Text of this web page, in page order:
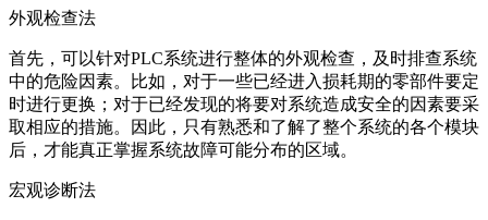
外观检查法
首先，可以针对PLC系统进行整体的外观检查，及时排查系统
中的危险因素。比如，对于一些已经进入损耗期的零部件要定
时进行更换；对于已经发现的将要对系统造成安全的因素要采
取相应的措施。因此，只有熟悉和了解了整个系统的各个模块
后，才能真正掌握系统故障可能分布的区域。
宏观诊断法